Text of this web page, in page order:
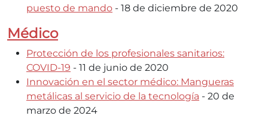
puesto de mando - 18 de diciembre de 2020
Médico
Protección de los profesionales sanitarios:
COVID-19 - 11 de junio de 2020
Innovación en el sector médico: Mangueras
metálicas al servicio de la tecnología - 20 de
marzo de 2024